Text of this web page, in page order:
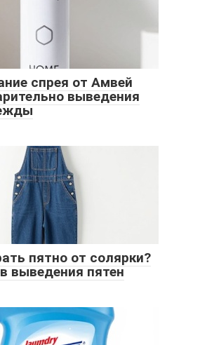
спрея от Амвей
выведения
пятно от солярки?
выведения пятен